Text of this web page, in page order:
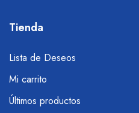
Tienda
Lista de Deseos
Mi carrito
Últimos productos